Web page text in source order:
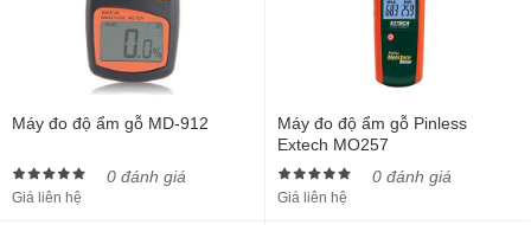
Máy đo độ ẩm gỗ MD-912
0 đánh giá
Giá liên hệ
Máy đo độ ẩm gỗ Pinless
Extech MO257
0 đánh giá
Giá liên hệ